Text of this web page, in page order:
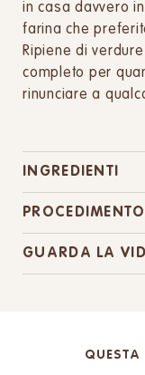
in casa davvero
farina che
Ripiene di
completo per
rinunciare a
INGREDIENTI
PROCEDIMENTO
GUARDA LA
QUESTA